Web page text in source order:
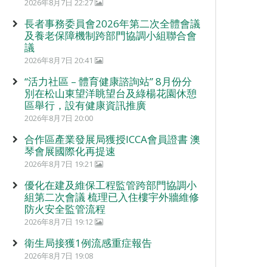
2026年8月7日 22:27
長者事務委員會2026年第二次全體會議
及養老保障機制跨部門協調小組聯合會
議
2026年8月7日 20:41
“活力社區 – 體育健康諮詢站” 8月份分
別在松山東望洋眺望台及綠楊花園休憩
區舉行，設有健康資訊推廣
2026年8月7日 20:00
合作區產業發展局獲授ICCA會員證書 澳
琴會展國際化再提速
2026年8月7日 19:21
優化在建及維保工程監管跨部門協調小
組第二次會議 梳理已入住樓宇外牆維修
防火安全監管流程
2026年8月7日 19:12
衛生局接獲1例流感重症報告
2026年8月7日 19:08